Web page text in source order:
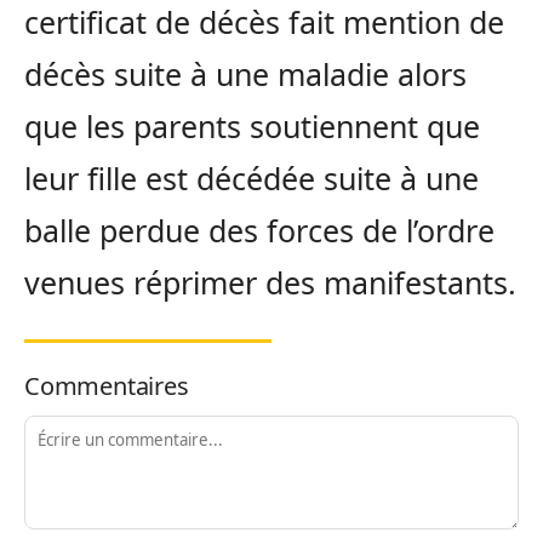
certificat de décès fait mention de
décès suite à une maladie alors
que les parents soutiennent que
leur fille est décédée suite à une
balle perdue des forces de l’ordre
venues réprimer des manifestants.
Commentaires